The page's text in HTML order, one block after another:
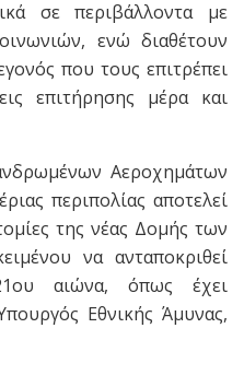
σε περιβάλλοντα με
ενώ διαθέτουν
που τους επιτρέπει
επιτήρησης μέρα και
Αεροχημάτων
περιπολίας αποτελεί
της νέας Δομής των
να ανταποκριθεί
αιώνα, όπως έχει
Εθνικής Άμυνας,